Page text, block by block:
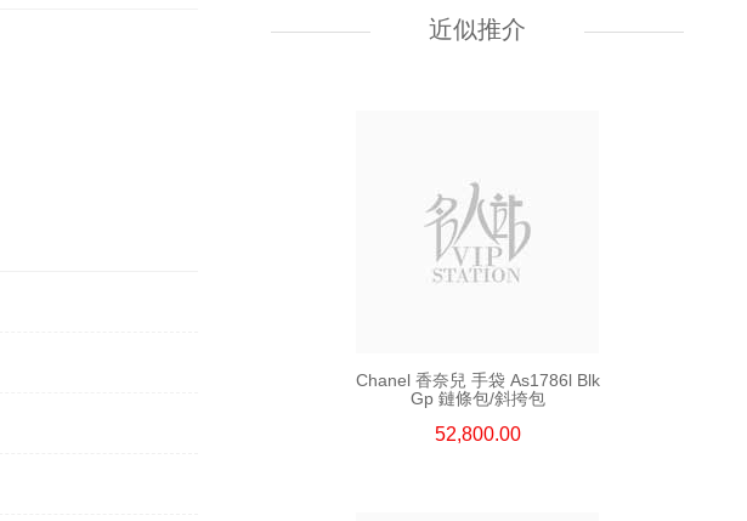
近似推介
55,800.00
Chanel 香奈兒 手袋 As1786l Blk
Gp 鏈條包/斜挎包
52,800.00